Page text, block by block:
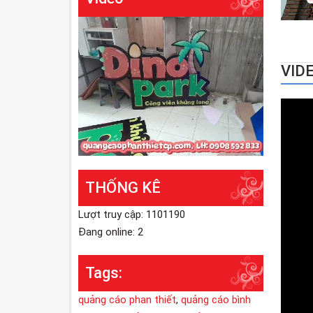
THỐNG KÊ
Lượt truy cập: 1101190
Đang online: 2
Tags:
quảng cáo phan thiết, quảng cáo bình